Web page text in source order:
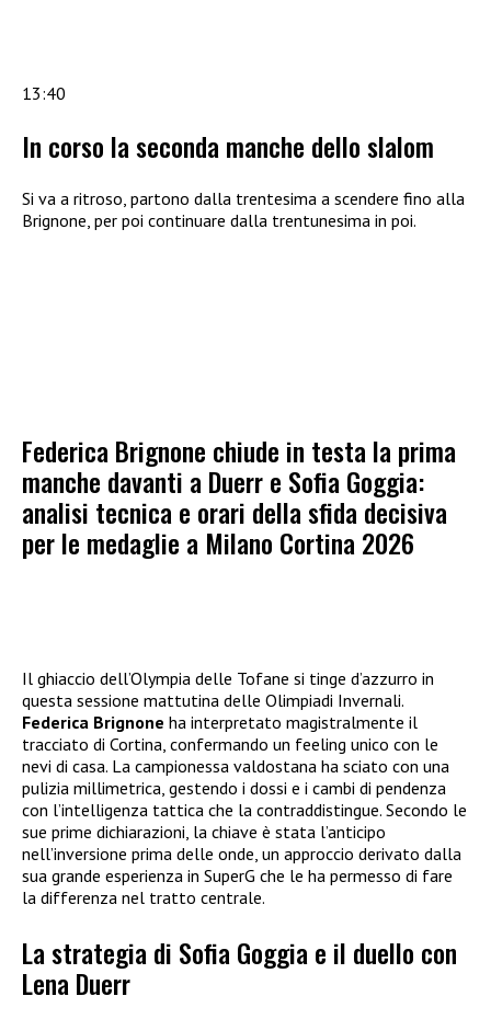
13:40
In corso la seconda manche dello slalom
Si va a ritroso, partono dalla trentesima a scendere fino alla
Brignone, per poi continuare dalla trentunesima in poi.
Federica Brignone chiude in testa la prima
manche davanti a Duerr e Sofia Goggia:
analisi tecnica e orari della sfida decisiva
per le medaglie a Milano Cortina 2026
Il ghiaccio dell’Olympia delle Tofane si tinge d’azzurro in
questa sessione mattutina delle Olimpiadi Invernali.
Federica Brignone ha interpretato magistralmente il
tracciato di Cortina, confermando un feeling unico con le
nevi di casa. La campionessa valdostana ha sciato con una
pulizia millimetrica, gestendo i dossi e i cambi di pendenza
con l’intelligenza tattica che la contraddistingue. Secondo le
sue prime dichiarazioni, la chiave è stata l’anticipo
nell’inversione prima delle onde, un approccio derivato dalla
sua grande esperienza in SuperG che le ha permesso di fare
la differenza nel tratto centrale.
La strategia di Sofia Goggia e il duello con
Lena Duerr